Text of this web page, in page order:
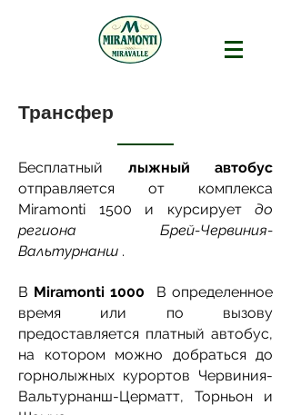
Трансфер
Бесплатный лыжный автобус
отправляется от комплекса
Miramonti 1500 и курсирует до
региона Брей-Червиния-
Вальтурнанш .
В Miramonti 1000
В определенное
время или по вызову
предоставляется платный автобус,
на котором можно добраться до
горнолыжных курортов Червиния-
Вальтурнанш-Церматт, Торньон и